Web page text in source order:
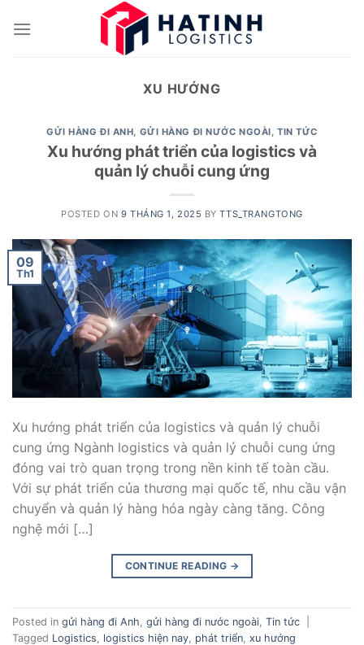
XU HƯỚNG
GỬI HÀNG ĐI ANH, GỬI HÀNG ĐI NƯỚC NGOÀI,TIN TỨC
Xu hướng phát triển của logistics và
quản lý chuỗi cung ứng
POSTED ON 9 THÁNG 1, 2025 BYTTS_TRANGTONG
09
Th1
Xu hướng phát triển của logistics và quản lý chuỗi
cung ứng Ngành logistics và quản lý chuỗi cung ứng
đóng vai trò quan trọng trong nền kinh tế toàn cầu.
Với sự phát triển của thương mại quốc tế, nhu cầu vận
chuyển và quản lý hàng hóa ngày càng tăng. Công
nghệ mới […]
CONTINUE READING →
Posted in gửi hàng đi Anh gửi hàng đi nước ngoài Tin tức
Tagged Logistics logistics hiện nay phát triển xu hướng